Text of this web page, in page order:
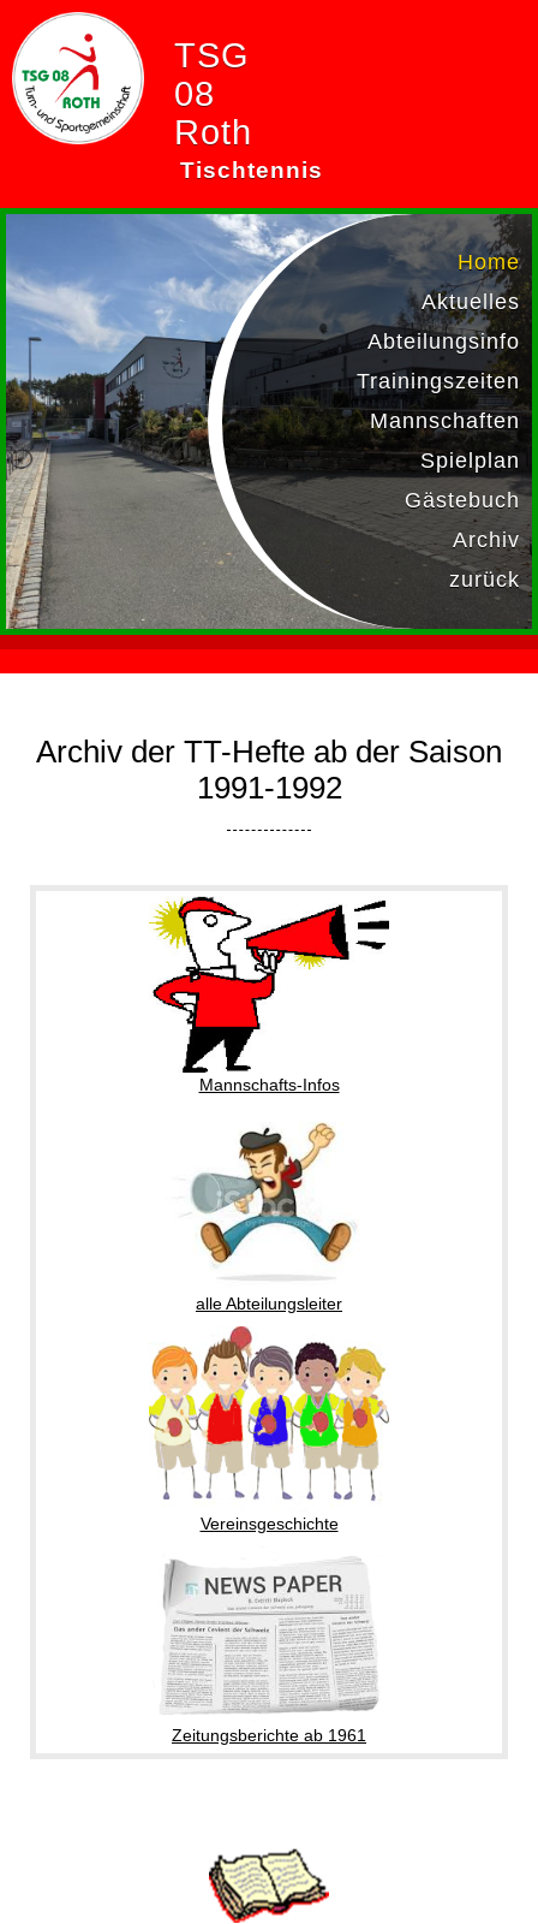
TSG
08
Roth
Tischtennis
Home
Aktuelles
Abteilungsinfo
Trainingszeiten
Mannschaften
Spielplan
Gästebuch
Archiv
zurück
Archiv der TT-Hefte ab der Saison
1991-1992
Mannschafts-Infos
alle Abteilungsleiter
Vereinsgeschichte
Zeitungsberichte ab 1961